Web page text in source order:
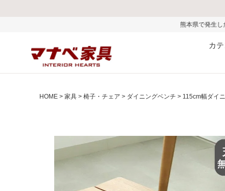
熊本県で発生した地震およびお盆期間中の物
カ
HOME 家具 椅子・チェア ダイニングベンチ 115cm幅ダイ